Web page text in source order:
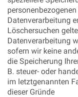
Datenverarbeitung
Löschersuchen
Datenverarbeitung
sofern wir keine
die Speicherung
B. steuer- oder
im letztgenannten
dieser Gründe